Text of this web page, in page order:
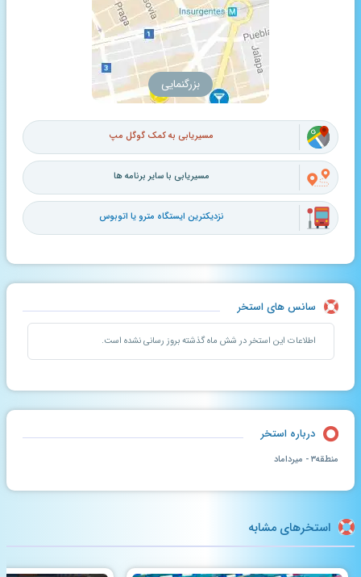
بزرگنمایی
مسیریابی به کمک گوگل مپ
مسیریابی با سایر برنامه ها
نزدیکترین ایستگاه مترو یا اتوبوس
سانس های استخر
اطلاعات این استخر در شش ماه گذشته بروز رسانی نشده است.
درباره استخر
منطقه۳ - میرداماد
استخرهای مشابه